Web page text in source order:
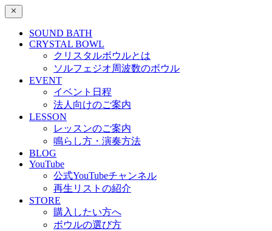
SOUND BATH
CRYSTAL BOWL
クリスタルボウルとは
ソルフェジオ周波数のボウル
EVENT
イベント日程
法人向けのご案内
LESSON
レッスンのご案内
鳴らし方・演奏方法
BLOG
YouTube
公式YouTubeチャンネル
再生リストの紹介
STORE
購入したい方へ
ボウルの選び方